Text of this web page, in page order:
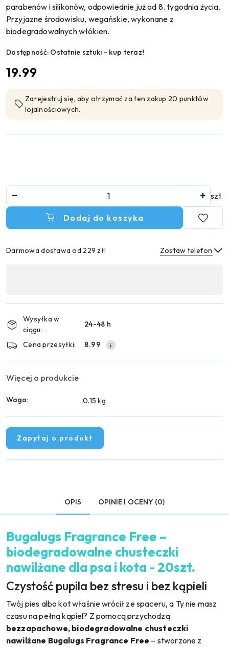
parabenów i silikonów, odpowiednie już od 8. tygodnia życia.
Przyjazne środowisku, wegańskie, wykonane z
biodegradowalnych włókien.
Dostępność: Ostatnie sztuki - kup teraz!
cena:
19.99
Zarejestruj się, aby otrzymać za ten zakup 20 punktów
lojalnościowych.
szt.
Dodaj do koszyka
Darmowa dostawa od 229 zł! Zostaw telefon
dostawa
Wysyłka w
ciągu:
24-48 h
Cena przesyłki: 8.99
Więcej o produkcie
Waga: 0.15 kg
Zapytaj o produkt
OPIS OPINIE I OCENY (0)
Bugalugs Fragrance Free –
biodegradowalne chusteczki
nawilżane dla psa i kota - 20szt.
Czystość pupila bez stresu i bez kąpieli
Twój pies albo kot właśnie wrócił ze spaceru, a Ty nie masz
czasu na pełną kąpiel? Z pomocą przychodzą
bezzapachowe, biodegradowalne chusteczki
nawilżane Bugalugs Fragrance Free – stworzone z